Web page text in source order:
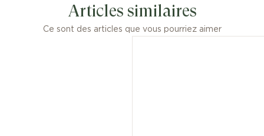
Articles similaires
Ce sont des articles que vous pourriez aimer